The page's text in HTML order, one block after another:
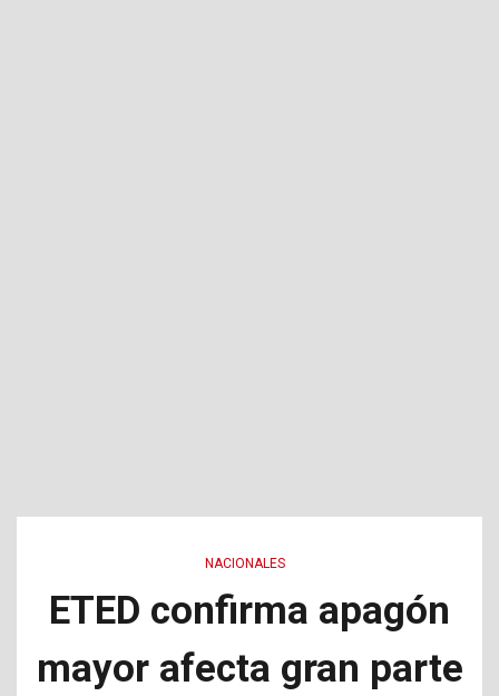
NACIONALES
ETED confirma apagón
mayor afecta gran parte